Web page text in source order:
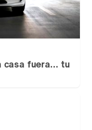
casa fuera… tu